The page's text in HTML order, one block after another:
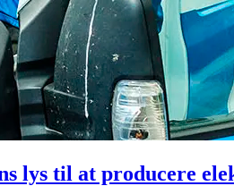
lys til at producere